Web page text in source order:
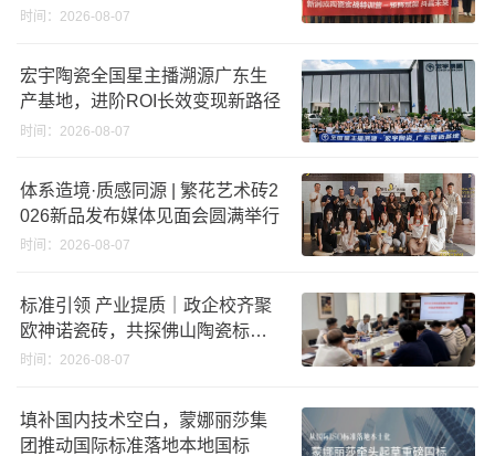
秋季营销冲锋号！
时间：2026-08-07
宏宇陶瓷全国星主播溯源广东生
产基地，进阶ROI长效变现新路径
时间：2026-08-07
体系造境·质感同源 | 繁花艺术砖2
026新品发布媒体见面会圆满举行
时间：2026-08-07
标准引领 产业提质｜政企校齐聚
欧神诺瓷砖，共探佛山陶瓷标准
化发展新路径
时间：2026-08-07
填补国内技术空白，蒙娜丽莎集
团推动国际标准落地本地国标